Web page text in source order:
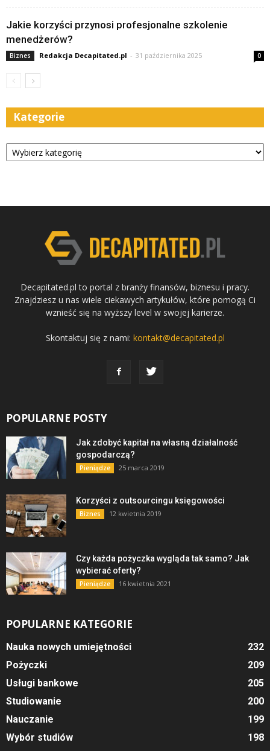
Jakie korzyści przynosi profesjonalne szkolenie
menedżerów?
Biznes Redakcja Decapitated.pl - 31 października 2025 0
Kategorie
Kategorie
Decapitated.pl to portal z branży finansów, biznesu i pracy.
Znajdziesz u nas wiele ciekawych artykułów, które pomogą Ci
wznieść się na wyższy level w swojej karierze.
Skontaktuj się z nami: kontakt@decapitated.pl
POPULARNE POSTY
Jak zdobyć kapitał na własną działalność
gospodarczą?
Pieniądze 25 marca 2019
Korzyści z outsourcingu księgowości
Biznes 12 kwietnia 2019
Czy każda pożyczka wygląda tak samo? Jak
wybierać oferty?
Pieniądze 16 kwietnia 2021
POPULARNE KATEGORIE
Nauka nowych umiejętności
232
Pożyczki
209
Usługi bankowe
205
Studiowanie
200
Nauczanie
199
Wybór studiów
198